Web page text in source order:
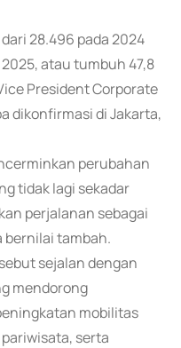
28.496 pada 2024
atau tumbuh 47,8
President Corporate
dikonfirmasi di Jakarta,
perubahan
tidak lagi sekadar
perjalanan sebagai
bernilai tambah.
sejalan dengan
mendorong
mobilitas
serta